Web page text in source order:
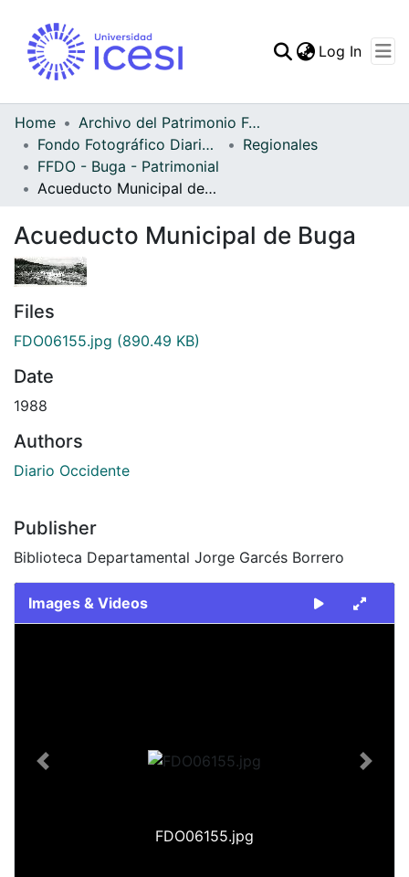
Statistics
Log In
Home
Archivo del Patrimonio Fotográfico y Fílmico del Valle del Cauca
Fondo Fotográfico Diario Occidente
Regionales
FFDO - Buga - Patrimonial
Acueducto Municipal de Buga
Acueducto Municipal de Buga
Files
FDO06155.jpg (890.49 KB)
Date
1988
Authors
Diario Occidente
Publisher
Biblioteca Departamental Jorge Garcés Borrero
Images & Videos
FDO06155.jpg
Previous Next